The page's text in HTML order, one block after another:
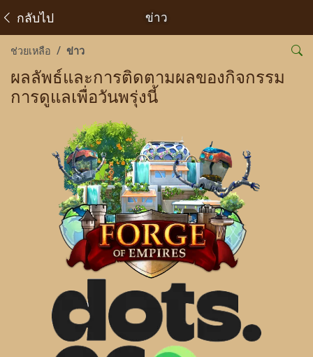
ข่าว
กลับไป
ช่วยเหลือ ข่าว
ผลลัพธ์และการติดตามผลของกิจกรรม
การดูแลเพื่อวันพรุ่งนี้